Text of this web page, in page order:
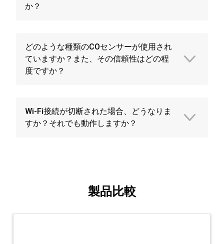
か？
どのような種類のCOセンサーが使用され
ていますか？また、その信頼性はどの程
度ですか？
Wi-Fi接続が切断された場合、どうなりま
すか？それでも動作しますか？
製品比較